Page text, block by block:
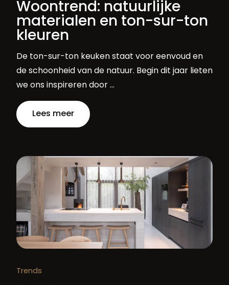
Woontrend: natuurlijke
materialen en ton-sur-ton
kleuren
De ton-sur-ton keuken staat voor eenvoud en
de schoonheid van de natuur. Begin dit jaar lieten
we ons inspireren door …
Lees meer
Trends